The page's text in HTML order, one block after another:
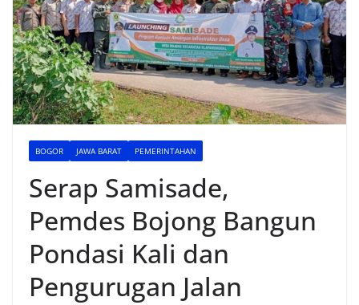
BOGOR JAWA BARAT PEMERINTAHAN
Serap Samisade,
Pemdes Bojong Bangun
Pondasi Kali dan
Pengurugan Jalan